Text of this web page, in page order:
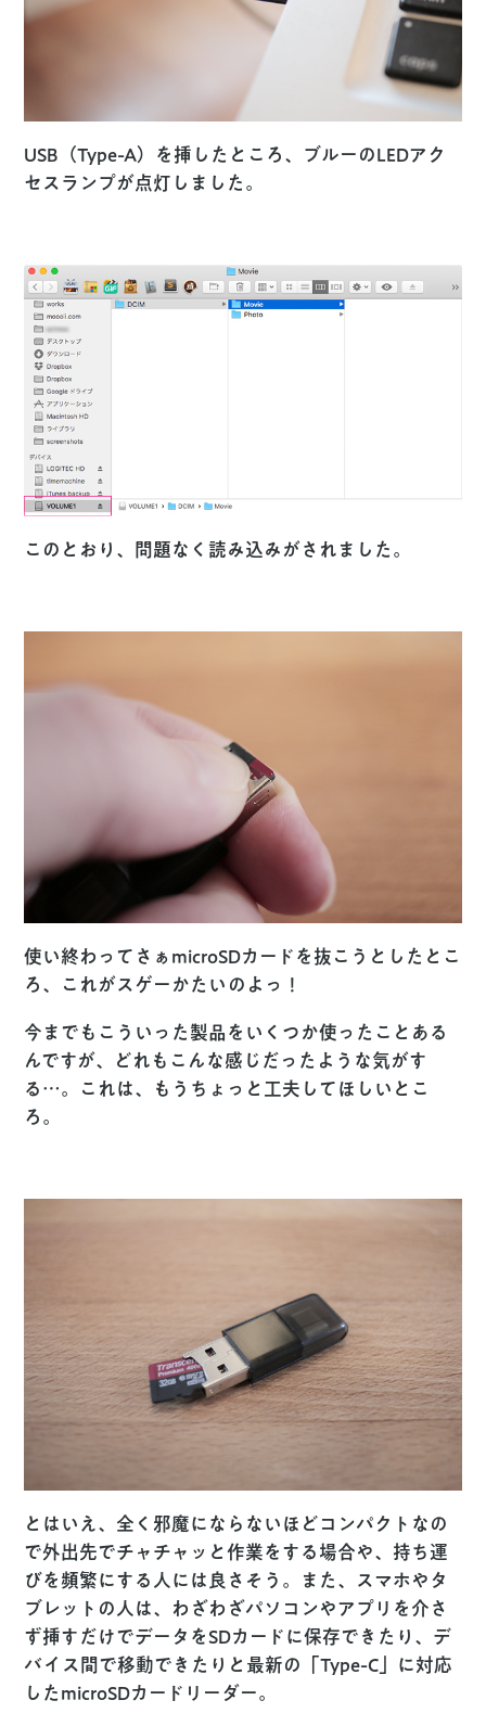
USB（Type-A）を挿したところ、ブルーのLEDアク
セスランプが点灯しました。
このとおり、問題なく読み込みがされました。
使い終わってさぁmicroSDカードを抜こうとしたとこ
ろ、これがスゲーかたいのよっ！
今までもこういった製品をいくつか使ったことある
んですが、どれもこんな感じだったような気がす
る…。これは、もうちょっと工夫してほしいとこ
ろ。
とはいえ、全く邪魔にならないほどコンパクトなの
で外出先でチャチャッと作業をする場合や、持ち運
びを頻繁にする人には良さそう。また、スマホやタ
ブレットの人は、わざわざパソコンやアプリを介さ
ず挿すだけでデータをSDカードに保存できたり、デ
バイス間で移動できたりと最新の「Type-C」に対応
したmicroSDカードリーダー。